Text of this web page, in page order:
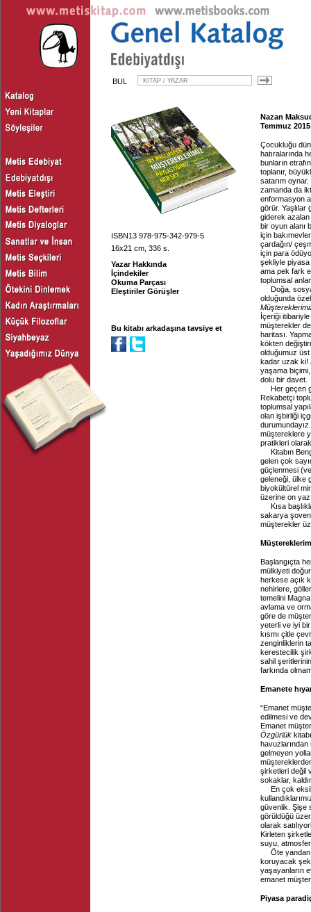
BUL
ISBN13 978-975-342-979-5
16x21 cm, 336 s.
Yazar Hakkında
İçindekiler
Okuma Parçası
Eleştiriler Görüşler
Bu kitabı arkadaşına tavsiye et
Nazan
Temmuz 2015
Çocukluğu
hatıralarında
bunların
toplanır,
satarım
zamanda da
enformasyon
görür. Yaşlılar
giderek azalan
bir oyun alanı
için
çardağın/
için para
şekliyle piyasa
ama pek fark
toplumsal
Doğa,
olduğunda
İçeriği
müşterekler
haritası.
kökten
olduğumuz üst
kadar uzak ki!
yaşama
dolu bir davet.
Her geçen
Rekabetçi
toplumsal
olan işbirliği
müştereklere
pratikleri
Kitabın
gelen çok
güçlenmesi
geleneği, ülke
biyokültürel
üzerine on
Kısa
sakarya
müşterekler
Başlangıçta
mülkiyeti
herkese açık
nehirlere,
temelini
avlama ve
göre de
yeterli ve iyi bir
kısmı çitle
zenginliklerin
kerestecilik
sahil
farkında
Emanete
“Emanet
edilmesi ve
Emanet
Özgürlük
gelmeyen
şirketleri değil
sokaklar,
En çok
güvenlik. Şişe
görüldüğü
olarak
Kirleten
suyu,
Öte
koruyacak
yaşayanların
emanet
Piyasa